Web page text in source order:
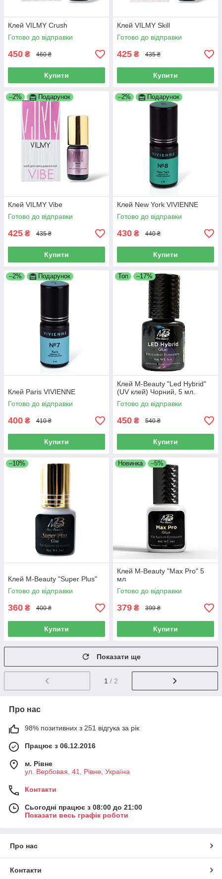
Клей VILMY Crush
Готово до відправки
450 ₴ 460 ₴
Купити
Клей VILMY Skill
Готово до відправки
425 ₴ 435 ₴
Купити
–2% Подарунок
Клей VILMY Vibe
Готово до відправки
425 ₴ 435 ₴
Купити
–2% Подарунок
Клей New York VIVIENNE
Готово до відправки
430 ₴ 440 ₴
Купити
–2% Подарунок
Клей Paris VIVIENNE
Готово до відправки
400 ₴ 410 ₴
Купити
Топ –17%
Клей M-Beauty "Led Hybrid"
(UV клей) Чорний, 5 мл.
Готово до відправки
450 ₴ 540 ₴
Купити
–10%
Клей M-Beauty "Super Plus"
Готово до відправки
360 ₴ 400 ₴
Купити
Новинка –5%
Клей M-Beauty "Max Pro" 5
мл
Готово до відправки
379 ₴ 399 ₴
Купити
Показати ще
1 / 2
Про нас
98% позитивних з 251 відгука за рік
Працює з 06.12.2016
м. Рівне
ул. Вербовая, 41, Рівне, Україна
Контакти
Сьогодні працює з 08:00 до 21:00
Показати весь графік роботи
Про нас
Контакти